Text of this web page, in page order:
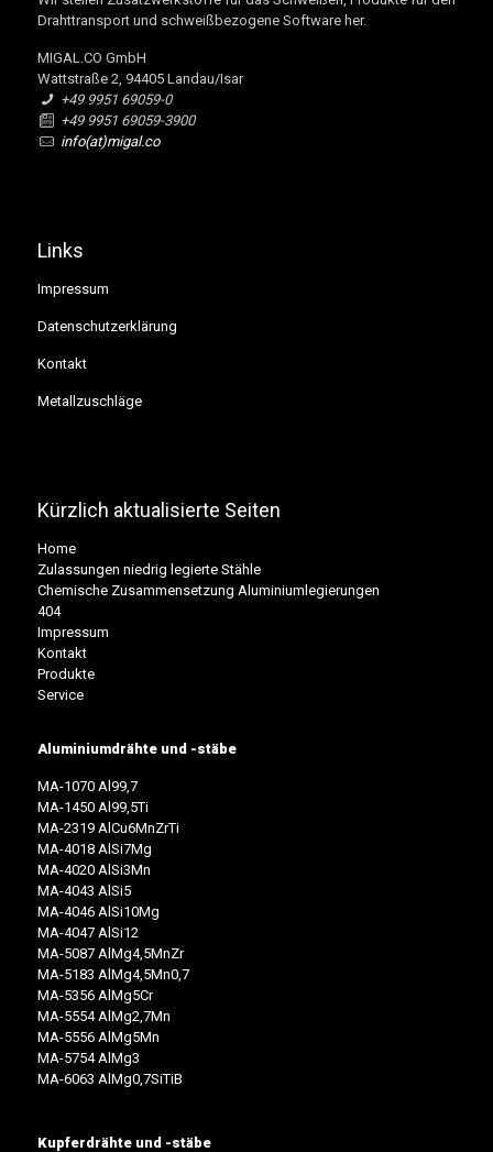
Drahttransport und schweißbezogene Software her.
MIGAL.CO GmbH
Wattstraße 2, 94405 Landau/Isar
+49 9951 69059-0
+49 9951 69059-3900
info(at)migal.co
Links
Impressum
Datenschutzerklärung
Kontakt
Metallzuschläge
Kürzlich aktualisierte Seiten
Home
Zulassungen niedrig legierte Stähle
Chemische Zusammensetzung Aluminiumlegierungen
404
Impressum
Kontakt
Produkte
Service
Aluminiumdrähte und -stäbe
MA-1070 Al99,7
MA-1450 Al99,5Ti
MA-2319 AlCu6MnZrTi
MA-4018 AlSi7Mg
MA-4020 AlSi3Mn
MA-4043 AlSi5
MA-4046 AlSi10Mg
MA-4047 AlSi12
MA-5087 AlMg4,5MnZr
MA-5183 AlMg4,5Mn0,7
MA-5356 AlMg5Cr
MA-5554 AlMg2,7Mn
MA-5556 AlMg5Mn
MA-5754 AlMg3
MA-6063 AlMg0,7SiTiB
Kupferdrähte und -stäbe